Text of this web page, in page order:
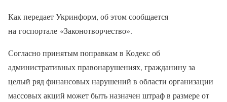
Как передает Укринформ, об этом сообщается
на госпортале «Законотворчество».
Согласно принятым поправкам в Кодекс об
административных правонарушениях, гражданину за
целый ряд финансовых нарушений в области организации
массовых акций может быть назначен штраф в размере от